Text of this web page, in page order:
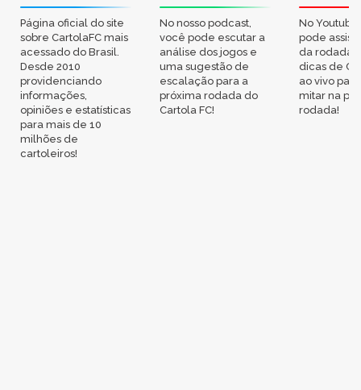
Página oficial do site
sobre CartolaFC mais
acessado do Brasil.
Desde 2010
providenciando
informações,
opiniões e estatísticas
para mais de 10
milhões de
cartoleiros!
No nosso podcast,
você pode escutar a
análise dos jogos e
uma sugestão de
escalação para a
próxima rodada do
Cartola FC!
No
pode
da rodada,
dicas de
ao vivo
mitar na
rodada!